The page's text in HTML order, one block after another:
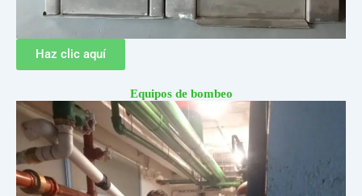
Haz clic aquí
Equipos de bombeo